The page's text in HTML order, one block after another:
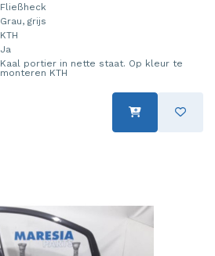
Fließheck
Grau, grijs
KTH
Ja
Kaal portier in nette staat. Op kleur te
monteren KTH